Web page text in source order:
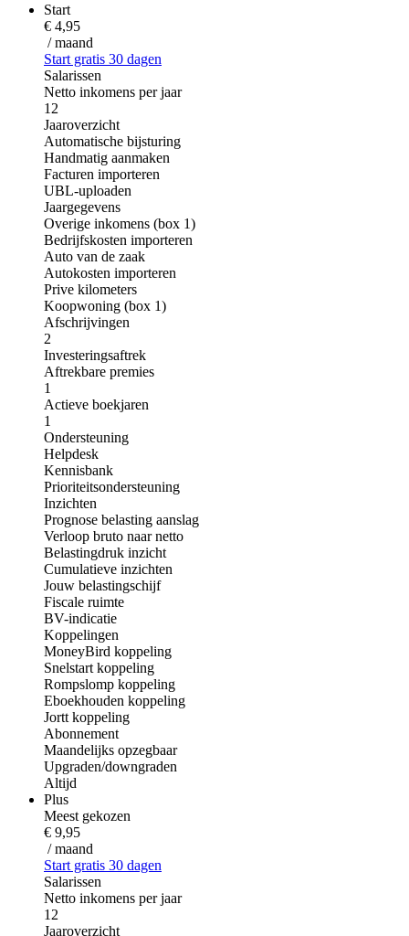
Start
€ 4,95
/ maand
Start gratis 30 dagen
Salarissen
Netto inkomens per jaar
12
Jaaroverzicht
Automatische bijsturing
Handmatig aanmaken
Facturen importeren
UBL-uploaden
Jaargegevens
Overige inkomens (box 1)
Bedrijfskosten importeren
Auto van de zaak
Autokosten importeren
Prive kilometers
Koopwoning (box 1)
Afschrijvingen
2
Investeringsaftrek
Aftrekbare premies
1
Actieve boekjaren
1
Ondersteuning
Helpdesk
Kennisbank
Prioriteitsondersteuning
Inzichten
Prognose belasting aanslag
Verloop bruto naar netto
Belastingdruk inzicht
Cumulatieve inzichten
Jouw belastingschijf
Fiscale ruimte
BV-indicatie
Koppelingen
MoneyBird koppeling
Snelstart koppeling
Rompslomp koppeling
Eboekhouden koppeling
Jortt koppeling
Abonnement
Maandelijks opzegbaar
Upgraden/downgraden
Altijd
Plus
Meest gekozen
€ 9,95
/ maand
Start gratis 30 dagen
Salarissen
Netto inkomens per jaar
12
Jaaroverzicht